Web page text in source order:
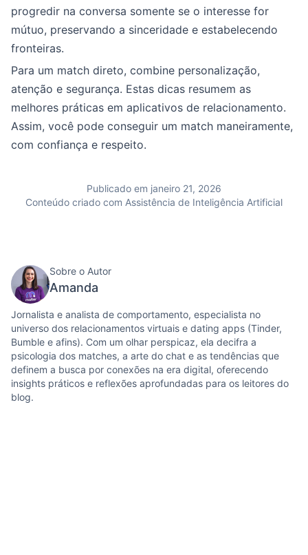
progredir na conversa somente se o interesse for
mútuo, preservando a sinceridade e estabelecendo
fronteiras.
Para um match direto, combine personalização,
atenção e segurança. Estas dicas resumem as
melhores práticas em aplicativos de relacionamento.
Assim, você pode conseguir um match maneiramente,
com confiança e respeito.
Publicado em janeiro 21, 2026
Conteúdo criado com Assistência de Inteligência Artificial
Sobre o Autor
Amanda
Jornalista e analista de comportamento, especialista no
universo dos relacionamentos virtuais e dating apps (Tinder,
Bumble e afins). Com um olhar perspicaz, ela decifra a
psicologia dos matches, a arte do chat e as tendências que
definem a busca por conexões na era digital, oferecendo
insights práticos e reflexões aprofundadas para os leitores do
blog.